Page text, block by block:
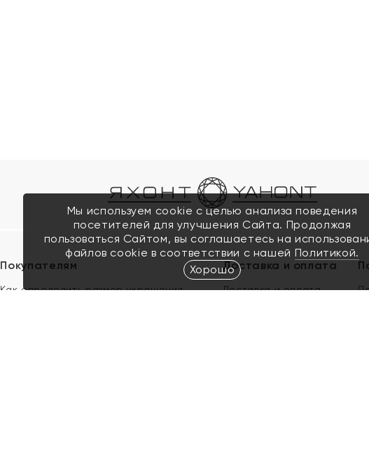
Покупателям
Как определить размер украшения
Доставка и оплата
Доставка и оплата
Мы используем cookie с целью анализа поведения
посетителей для улучшения Сайта. Продолжая
пользоваться Сайтом, вы соглашаетесь на
файлов cookie в соответствии с нашей Политикой.
Хорошо